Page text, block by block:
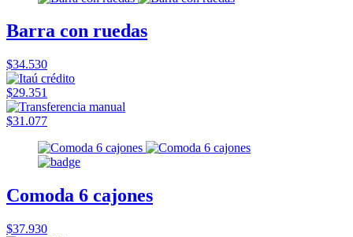
Barra con ruedas
$34.530
$29.351
$31.077
Comoda 6 cajones
$37.930